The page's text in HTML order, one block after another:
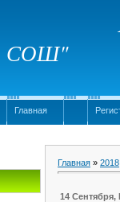
СОШ"
Главная
Главная » 2018
14 Сентября,